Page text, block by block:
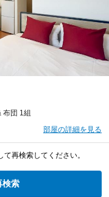
布団 1組
部屋の詳細を見る
再検索してください。
検索